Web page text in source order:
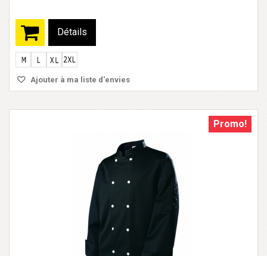
Détails
Ajouter à ma liste d'envies
Promo!